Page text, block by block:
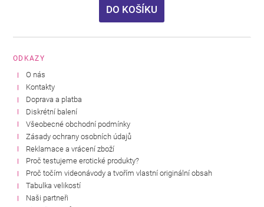
DO KOŠÍKU
ODKAZY
O nás
Kontakty
Doprava a platba
Diskrétní balení
Všeobecné obchodní podmínky
Zásady ochrany osobních údajů
Reklamace a vrácení zboží
Proč testujeme erotické produkty?
Proč točím videonávody a tvořím vlastní originální obsah
Tabulka velikostí
Naši partneři